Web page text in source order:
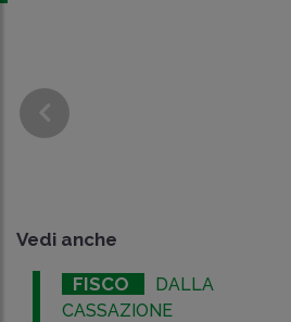
Vedi anche
FISCO
DALLA
CASSAZIONE